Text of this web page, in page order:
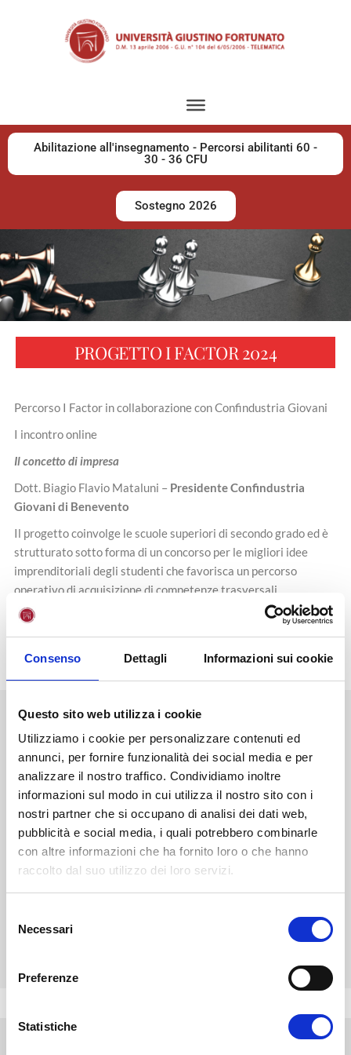
Consenso Dettagli Informazioni sui cookie
Questo sito web utilizza i cookie
Utilizziamo i cookie per personalizzare contenuti ed
annunci, per fornire funzionalità dei social media e per
analizzare il nostro traffico. Condividiamo inoltre
informazioni sul modo in cui utilizza il nostro sito con i
nostri partner che si occupano di analisi dei dati web,
pubblicità e social media, i quali potrebbero combinarle
con altre informazioni che ha fornito loro o che hanno
raccolto dal suo utilizzo dei loro servizi.
Necessari
Preferenze
Statistiche
Abilitazione all'insegnamento - Percorsi abilitanti 60 -
30 - 36 CFU
Sostegno 2026
PROGETTO I FACTOR 2024
Percorso I Factor in collaborazione con Confindustria Giovani
I incontro online
Il concetto di impresa
Dott. Biagio Flavio Mataluni – Presidente Confindustria
Giovani di Benevento
Il progetto coinvolge le scuole superiori di secondo grado ed è
strutturato sotto forma di un concorso per le migliori idee
imprenditoriali degli studenti che favorisca un percorso
operativo di acquisizione di competenze trasversali
L’incontro avrà inizio alle ore 15.30
NEWS STAMPA EVENTI
Diventa uno studente
Unifortunato!
ISCRIVITI
CHIEDI INFO